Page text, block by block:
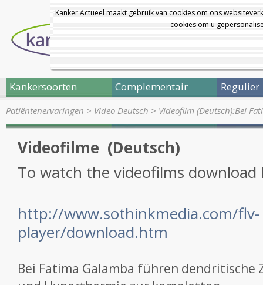
Kanker Actueel maakt gebruik van cookies om ons
cookies om u
Kankersoorten Complementair Regulier
Patiëntenervaringen > Video Deutsch > Videofilm (Deutsch):Bei
Videofilme (Deutsch)
To watch the videofilms download
http://www.sothinkmedia.com/flv-
player/download.htm
Bei Fatima Galamba führen dendritische